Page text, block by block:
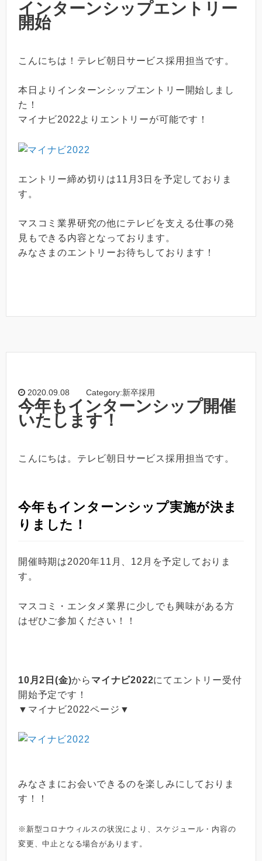
インターンシップエントリー
開始
こんにちは！テレビ朝日サービス採用担当です。
本日よりインターンシップエントリー開始しまし
た！
マイナビ2022よりエントリーが可能です！
エントリー締め切りは11月3日を予定しておりま
す。
マスコミ業界研究の他にテレビを支える仕事の発
見もできる内容となっております。
みなさまのエントリーお待ちしております！
2020.09.08 Category:新卒採用
今年もインターンシップ開催
いたします！
こんにちは。テレビ朝日サービス採用担当です。
今年もインターンシップ実施が決ま
りました！
開催時期は2020年11月、12月を予定しておりま
す。
マスコミ・エンタメ業界に少しでも興味がある方
はぜひご参加ください！！
10月2日(金)から マイナビ2022にてエントリー受付
開始予定です！
▼マイナビ2022ページ▼
みなさまにお会いできるのを楽しみにしておりま
す！！
※新型コロナウィルスの状況により、スケジュール・内容の
変更、中止となる場合があります。